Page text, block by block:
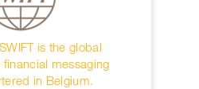
is the global
messaging
in Belgium.